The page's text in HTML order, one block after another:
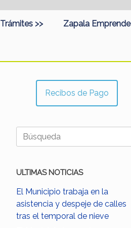
Trámites >> Zapala Emprende
Recibos de Pago
Buscar:
ULTIMAS NOTICIAS
El Municipio trabaja en la
asistencia y despeje de calles
tras el temporal de nieve